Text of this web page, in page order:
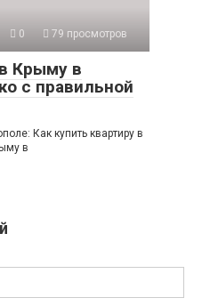
0 79 просмотров
Крыму в
с правильной
Как купить квартиру в
в